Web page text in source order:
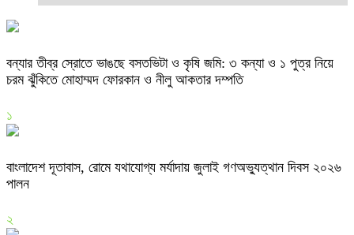
বন্যার তীব্র স্রোতে ভাঙছে বসতভিটা ও কৃষি জমি: ৩ কন্যা ও ১ পুত্র নিয়ে
চরম ঝুঁকিতে মোহাম্মদ ফোরকান ও নীলু আকতার দম্পতি
১
বাংলাদেশ দূতাবাস, রোমে যথাযোগ্য মর্যাদায় জুলাই গণঅভ্যুত্থান দিবস ২০২৬
পালন
২